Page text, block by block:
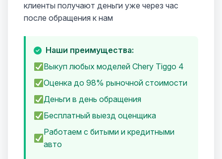
клиенты получают деньги уже через час
после обращения к нам
Наши преимущества:
Выкуп любых моделей Chery Tiggo 4
Оценка до 98% рыночной стоимости
Деньги в день обращения
Бесплатный выезд оценщика
Работаем с битыми и кредитными
авто